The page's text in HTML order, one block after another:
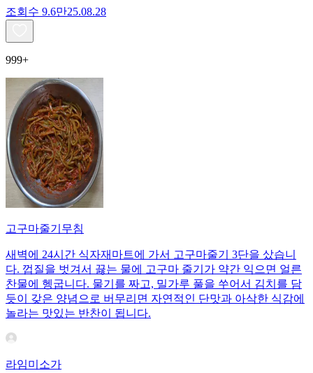
조회수 9.6만25.08.28
999+
고구마줄기무침
새벽에 24시간 식자재마트에 가서 고구마줄기 3단을 샀습니
다. 껍질을 벗겨서 끓는 물에 고구마 줄기가 약간 익으면 얼른
찬물에 헹굽니다. 물기를 짜고, 밀가루 풀을 쑤어서 김치를 담
듯이 갖은 양념으로 버무리면 자연적인 단맛과 아삭한 식감에
놀라는 맛있는 반찬이 됩니다.
라임미소가